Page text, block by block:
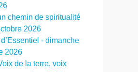
chemin de spiritualité
2026
- dimanche
2026
de la terre, voix